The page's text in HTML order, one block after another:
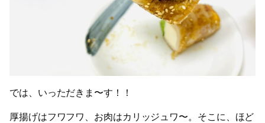
では、いっただきま〜す！！
厚揚げはフワフワ、お肉はカリッジュワ〜。そこに、ほど